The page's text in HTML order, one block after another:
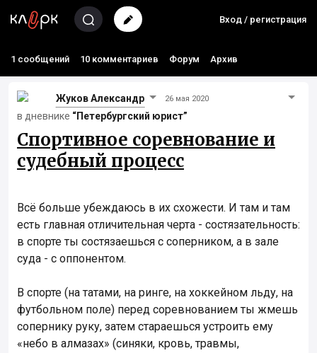
Вход / регистрация
1 сообщений 10 комментариев Форум Архив
Жуков Александр 26 мая 2020
в дневнике “Петербургский юрист”
Спортивное соревнование и
судебный процесс
Всё больше убеждаюсь в их схожести. И там и там
есть главная отличительная черта - состязательность:
в спорте ты состязаешься с соперником, а в зале
суда - с оппонентом.
В спорте (на татами, на ринге, на хоккейном льду, на
футбольном поле) перед соревнованием ты жмешь
сопернику руку, затем стараешься устроить ему
«небо в алмазах» (синяки, кровь, травмы,